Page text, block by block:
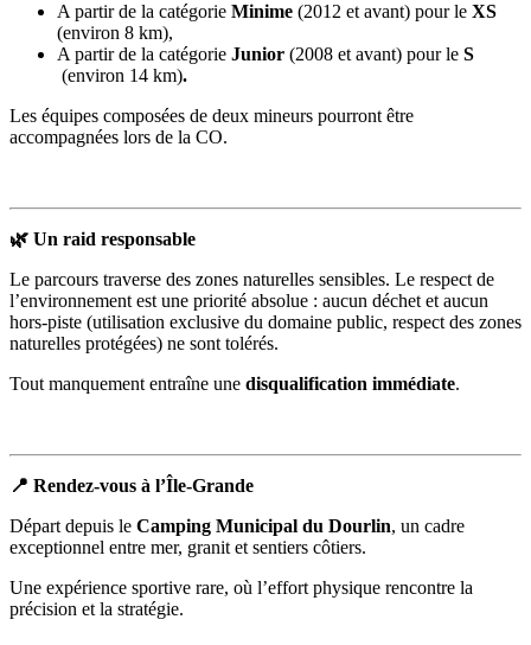
A partir de la catégorie Minime (2012 et avant) pour le XS
(environ 8 km),
A partir de la catégorie Junior (2008 et avant) pour le S
(environ 14 km).
Les équipes composées de deux mineurs pourront être
accompagnées lors de la CO.
🌿 Un raid responsable
Le parcours traverse des zones naturelles sensibles. Le respect de
l’environnement est une priorité absolue : aucun déchet et aucun
hors-piste (utilisation exclusive du domaine public, respect des zones
naturelles protégées) ne sont tolérés.
Tout manquement entraîne une disqualification immédiate.
📍 Rendez-vous à l’Île-Grande
Départ depuis le Camping Municipal du Dourlin, un cadre
exceptionnel entre mer, granit et sentiers côtiers.
Une expérience sportive rare, où l’effort physique rencontre la
précision et la stratégie.